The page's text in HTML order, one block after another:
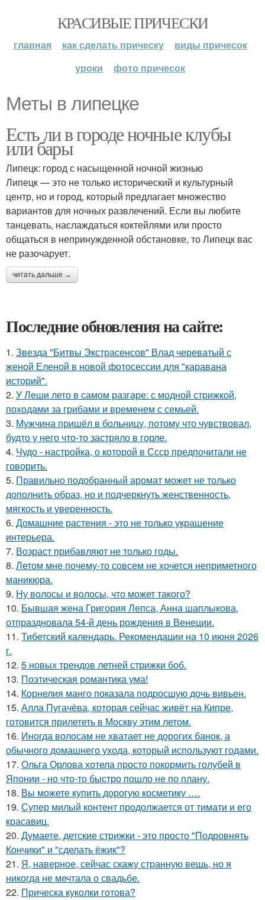
КРАСИВЫЕ ПРИЧЕСКИ
главная как сделать прическу
виды причесок
уроки
фото причесок
Меты в липецке
Есть ли в городе ночные клубы
или бары
Липецк: город с насыщенной ночной жизнью
Липецк — это не только исторический и культурный
центр, но и город, который предлагает множество
вариантов для ночных развлечений. Если вы любите
танцевать, наслаждаться коктейлями или просто
общаться в непринужденной обстановке, то Липецк вас
не разочарует.
читать дальше →
Последние обновления на сайте:
1. Звезда "Битвы Экстрасенсов" Влад череватый с
женой Еленой в новой фотосессии для "каравана
историй".
2. У Леши лето в самом разгаре: с модной стрижкой,
походами за грибами и временем с семьей.
3. Мужчина пришёл в больницу, потому что чувствовал,
будто у него что-то застряло в горле.
4. Чудо - настройка, о которой в Ссср предпочитали не
говорить.
5. Правильно подобранный аромат может не только
дополнить образ, но и подчеркнуть женственность,
мягкость и уверенность.
6. Домашние растения - это не только украшение
интерьера.
7. Возраст прибавляют не только годы.
8. Летом мне почему-то совсем не хочется неприметного
маникюра.
9. Ну волосы и волосы, что может такого?
10. Бывшая жена Григория Лепса, Анна шаплыкова,
отпраздновала 54-й день рождения в Венеции.
11. Тибетский календарь. Рекомендации на 10 июня 2026
г.
12. 5 новых трендов летней стрижки боб.
13. Поэтическая романтика ума!
14. Корнелия манго показала подросшую дочь вивьен.
15. Алла Пугачёва, которая сейчас живёт на Кипре,
готовится прилететь в Москву этим летом.
16. Иногда волосам не хватает не дорогих банок, а
обычного домашнего ухода, который используют годами.
17. Ольга Орлова хотела просто покормить голубей в
Японии - но что-то быстро пошло не по плану.
18. Вы можете купить дорогую косметику ….
19. Супер милый контент продолжается от тимати и его
красавиц.
20. Думаете, детские стрижки - это просто "Подровнять
Кончики" и "сделать ёжик"?
21. Я, наверное, сейчас скажу странную вещь, но я
никогда не мечтала о свадьбе.
22. Прическа куколки готова?